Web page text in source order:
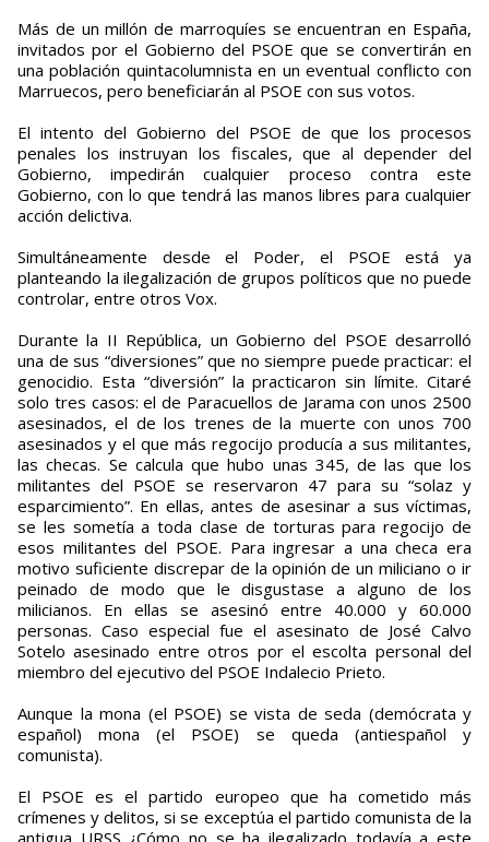
Más de un millón de marroquíes se encuentran en España,
invitados por el Gobierno del PSOE que se convertirán en
una población quintacolumnista en un eventual conflicto con
Marruecos, pero beneficiarán al PSOE con sus votos.
El intento del Gobierno del PSOE de que los procesos
penales los instruyan los fiscales, que al depender del
Gobierno, impedirán cualquier proceso contra este
Gobierno, con lo que tendrá las manos libres para cualquier
acción delictiva.
Simultáneamente desde el Poder, el PSOE está ya
planteando la ilegalización de grupos políticos que no puede
controlar, entre otros Vox.
Durante la II República, un Gobierno del PSOE desarrolló
una de sus “diversiones” que no siempre puede practicar: el
genocidio. Esta “diversión” la practicaron sin límite. Citaré
solo tres casos: el de Paracuellos de Jarama con unos 2500
asesinados, el de los trenes de la muerte con unos 700
asesinados y el que más regocijo producía a sus militantes,
las checas. Se calcula que hubo unas 345, de las que los
militantes del PSOE se reservaron 47 para su “solaz y
esparcimiento”. En ellas, antes de asesinar a sus víctimas,
se les sometía a toda clase de torturas para regocijo de
esos militantes del PSOE. Para ingresar a una checa era
motivo suficiente discrepar de la opinión de un miliciano o ir
peinado de modo que le disgustase a alguno de los
milicianos. En ellas se asesinó entre 40.000 y 60.000
personas. Caso especial fue el asesinato de José Calvo
Sotelo asesinado entre otros por el escolta personal del
miembro del ejecutivo del PSOE Indalecio Prieto.
Aunque la mona (el PSOE) se vista de seda (demócrata y
español) mona (el PSOE) se queda (antiespañol y
comunista).
El PSOE es el partido europeo que ha cometido más
crímenes y delitos, si se exceptúa el partido comunista de la